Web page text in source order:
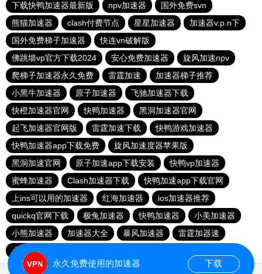
下载快鸭加速器最新版
npv加速器
国外免费svn
熊猫加速器
clash付费节点 星星加速器
加速器v.p.n下
国外免费梯子加速器
快连vn破解版
佛跳墙vp官方下载2024
安心免费加速器
旋风加速npv
爬梯子加速器永久免费
雷霆加速
加速器梯子推荐
小黑牛加速器
原子加速器
飞驰加速器下载
快橙加速器官网
快鸭加速器
黑洞加速器官网
起飞加速器官网版
雷霆加速下载
快鸭游戏加速器
快鸭加速器app下载免费
旋风加速度器苹果版
黑洞加速官网
原子加速app下载安装
快鸭vp加速器
蜜蜂加速器
Clash加速器下载
快鸭加速app下载官网
上ins可以用的加速器
红海加速器
ios加速器推荐
quickq官网下载
极兔加速器 快鸭加速器
小美加速器
小熊加速器
加速器大全 暴风加速器
雷霆加器速
火箭加速器
永久免费使用的加速器 下载